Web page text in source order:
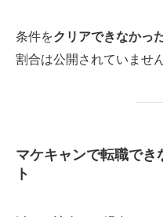
条件をクリアできなかっ
割合は公開されていません
マケキャンで転職でき
ト